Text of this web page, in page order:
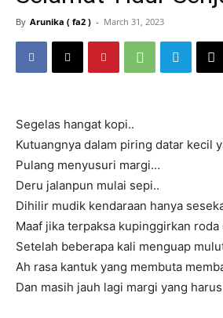
By Arunika ( fa2 ) - March 31, 2023
Segelas hangat kopi..
Kutuangnya dalam piring datar kecil
Pulang menyusuri margi…
Deru jalanpun mulai sepi..
Dihilir mudik kendaraan hanya
Maaf jika terpaksa kupinggirkan
Setelah beberapa kali menguap
Ah rasa kantuk yang membuta
Dan masih jauh lagi margi yang